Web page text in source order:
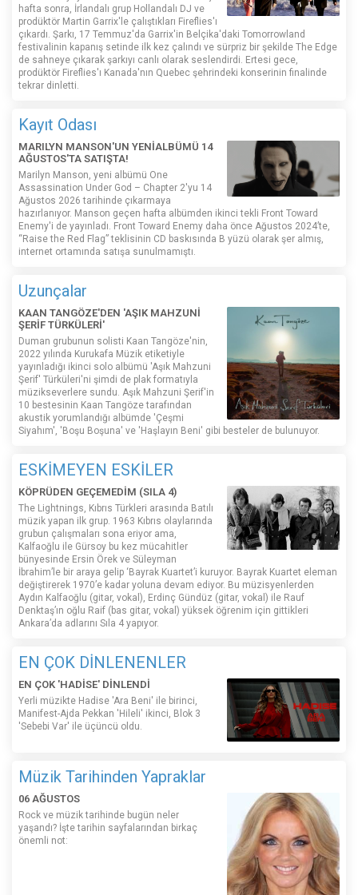
hafta sonra, İrlandalı grup Hollandalı DJ ve
prodüktör Martin Garrix'le çalıştıkları Fireflies'ı
çıkardı. Şarkı, 17 Temmuz'da Garrix'in Belçika'daki Tomorrowland
festivalinin kapanış setinde ilk kez çalındı ​​ve sürpriz bir şekilde The Edge
de sahneye çıkarak şarkıyı canlı olarak seslendirdi. Ertesi gece,
prodüktör Fireflies'ı Kanada'nın Quebec şehrindeki konserinin finalinde
tekrar dinletti.
Kayıt Odası
MARILYN MANSON'UN YENİALBÜMÜ 14
AĞUSTOS'TA SATIŞTA!
Marilyn Manson, yeni albümü One
Assassination Under God – Chapter 2'yu 14
Ağustos 2026 tarihinde çıkarmaya
hazırlanıyor. Manson geçen hafta albümden ikinci tekli Front Toward
Enemy'i de yayınladı. Front Toward Enemy daha önce Ağustos 2024’te,
“Raise the Red Flag” teklisinin CD baskısında B yüzü olarak şer almış,
internet ortamında satışa sunulmamıştı.
Uzunçalar
KAAN TANGÖZE'DEN 'AŞIK MAHZUNİ
ŞERİF TÜRKÜLERİ'
Duman grubunun solisti Kaan Tangöze'nin,
2022 yılında Kurukafa Müzik etiketiyle
yayınladığı ikinci solo albümü 'Aşık Mahzuni
Şerif' Türküleri'ni şimdi de plak formatıyla
müzikseverlere sundu. Aşık Mahzuni Şerif'in
10 bestesinin Kaan Tangöze tarafından
akustik yorumlandığı albümde 'Çeşmi
Siyahım', 'Boşu Boşuna' ve 'Haşlayın Beni' gibi besteler de bulunuyor.
ESKİMEYEN ESKİLER
KÖPRÜDEN GEÇEMEDİM (SILA 4)
The Lightnings, Kıbrıs Türkleri arasında Batılı
müzik yapan ilk grup. 1963 Kıbrıs olaylarında
grubun çalışmaları sona eriyor ama,
Kalfaoğlu ile Gürsoy bu kez mücahitler
bünyesinde Ersin Örek ve Süleyman
İbrahim’le bir araya gelip ‘Bayrak Kuartet’i kuruyor. Bayrak Kuartet eleman
değiştirerek 1970’e kadar yoluna devam ediyor. Bu müzisyenlerden
Aydın Kalfaoğlu (gitar, vokal), Erdinç Gündüz (gitar, vokal) ile Rauf
Denktaş’ın oğlu Raif (bas gitar, vokal) yüksek öğrenim için gittikleri
Ankara’da adlarını Sıla 4 yapıyor.
EN ÇOK DİNLENENLER
EN ÇOK 'HADİSE' DİNLENDİ
Yerli müzikte Hadise 'Ara Beni' ile birinci,
Manifest-Ajda Pekkan 'Hileli' ikinci, Blok 3
'Sebebi Var' ile üçüncü oldu.
Müzik Tarihinden Yapraklar
06 AĞUSTOS
Rock ve müzik tarihinde bugün neler
yaşandı? İşte tarihin sayfalarından birkaç
önemli not: